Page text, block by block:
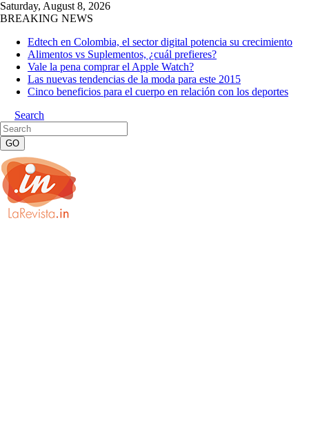
Saturday, August 8, 2026
BREAKING NEWS
Edtech en Colombia, el sector digital potencia su crecimiento
Alimentos vs Suplementos, ¿cuál prefieres?
Vale la pena comprar el Apple Watch?
Las nuevas tendencias de la moda para este 2015
Cinco beneficios para el cuerpo en relación con los deportes
Search